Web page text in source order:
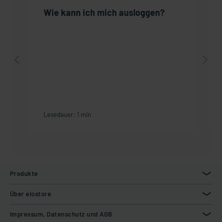
Wie kann ich mich ausloggen?
Lesedauer: 1 min
Produkte
Über elostore
Impressum, Datenschutz und AGB